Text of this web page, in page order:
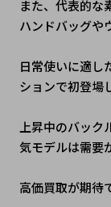
また、代表的な
ハンドバッグや
日常使いに適し
ションで初登場
上昇中のバッ
気モデルは需要
高価買取が期待